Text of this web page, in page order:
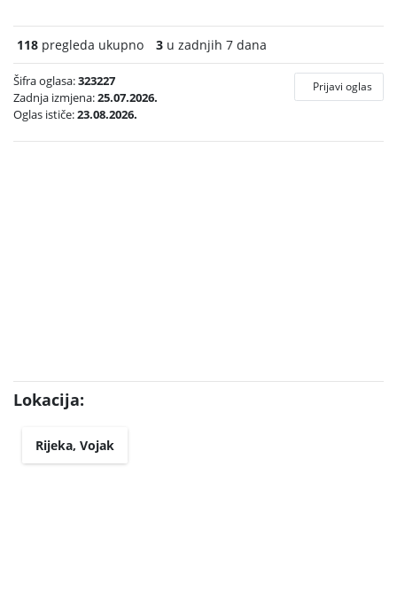
118 pregleda ukupno 3 u zadnjih 7 dana
Šifra oglasa:323227
Zadnja izmjena:25.07.2026.
Oglas ističe:23.08.2026.
Prijavi oglas
Lokacija:
Rijeka, Vojak